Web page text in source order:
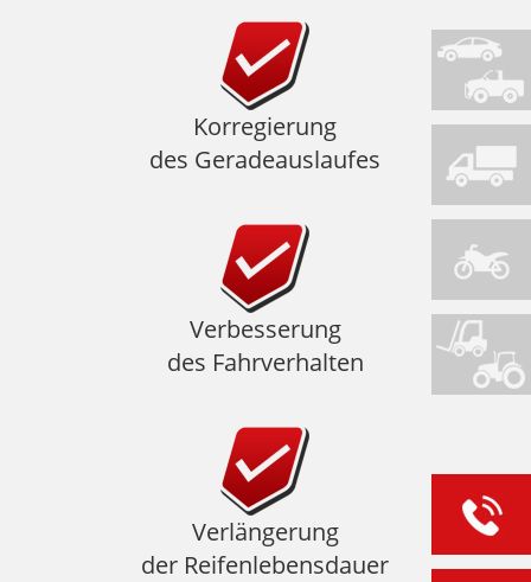
Korregierung
des Geradeauslaufes
Verbesserung
des Fahrverhalten
Verlängerung
der Reifenlebensdauer